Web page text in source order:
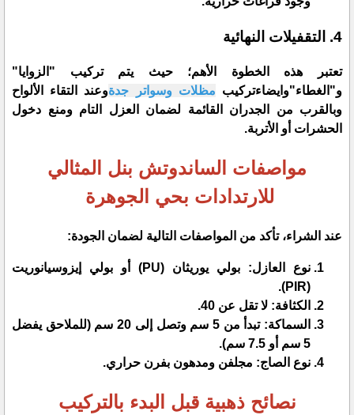
​4. التقفيلات النهائية
​تعتبر هذه الخطوة الأهم؛ حيث يتم تركيب "الزوايا"
و"الغطاء"وايضاءتركيب مظلات وسواتر جدةوعند التقاء الألواح
وبالقرب من الجدران القائمة لضمان العزل التام ومنع دخول
الحشرات أو الأتربة.
مواصفات الساندوتش بنل المثالي
للارتدادات بحي الجوهرة
​عند الشراء، تأكد من المواصفات التالية لضمان الجودة:
​نوع العازل: بولي يوريثان (PU) أو بولي إيزوسيانوريت
(PIR).
​الكثافة: لا تقل عن 40.
​السماكة: تبدأ من 5 سم وتصل إلى 20 سم (للملاحق يفضل
5 سم أو 7.5 سم).
​نوع الصاج: مجلفن ومدهون بفرن حراري.
​نصائح ذهبية قبل البدء بالتركيب